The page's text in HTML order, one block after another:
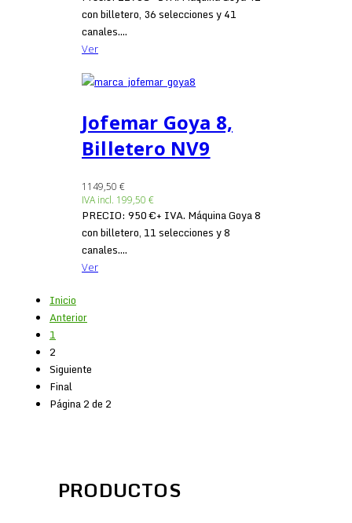
con billetero, 36 selecciones y 41
canales....
Ver
Jofemar Goya 8,
Billetero NV9
1149,50 €
IVA incl. 199,50 €
PRECIO: 950 €+ IVA. Máquina Goya 8
con billetero, 11 selecciones y 8
canales....
Ver
Inicio
Anterior
1
2
Siguiente
Final
Página 2 de 2
PRODUCTOS